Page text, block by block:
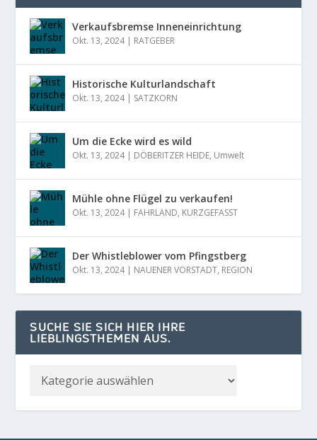
Verkaufsbremse Inneneinrichtung
Okt. 13, 2024| RATGEBER
Historische Kulturlandschaft
Okt. 13, 2024| SATZKORN
Um die Ecke wird es wild
Okt. 13, 2024| DÖBERITZER HEIDE, Umwelt
Mühle ohne Flügel zu verkaufen!
Okt. 13, 2024| FAHRLAND, KURZGEFASST
Der Whistleblower vom Pfingstberg
Okt. 13, 2024| NAUENER VORSTADT, REGION
SUCHE SIE SICH HIER IHRE
LIEBLINGSTHEMEN AUS.